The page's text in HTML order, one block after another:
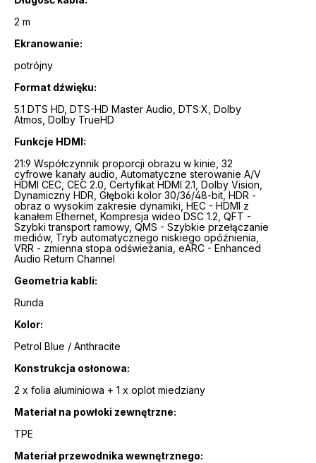
2 m
Ekranowanie:
potrójny
Format dźwięku:
5.1 DTS HD, DTS-HD Master Audio, DTS:X, Dolby
Atmos, Dolby TrueHD
Funkcje HDMI:
21:9 Współczynnik proporcji obrazu w kinie, 32
cyfrowe kanały audio, Automatyczne sterowanie A/V
HDMI CEC, CEC 2.0, Certyfikat HDMI 2.1, Dolby Vision,
Dynamiczny HDR, Głęboki kolor 30/36/48-bit, HDR -
obraz o wysokim zakresie dynamiki, HEC - HDMI z
kanałem Ethernet, Kompresja wideo DSC 1.2, QFT -
Szybki transport ramowy, QMS - Szybkie przełączanie
mediów, Tryb automatycznego niskiego opóźnienia,
VRR - zmienna stopa odświeżania, eARC - Enhanced
Audio Return Channel
Geometria kabli:
Runda
Kolor:
Petrol Blue / Anthracite
Konstrukcja osłonowa:
2 x folia aluminiowa + 1 x oplot miedziany
Materiał na powłoki zewnętrzne:
TPE
Materiał przewodnika wewnętrznego: